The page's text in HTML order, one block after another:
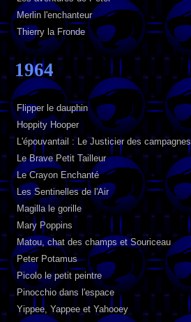
Merlin l'enchanteur
Thierry la Fronde
1964
Flipper le dauphin
Hoppity Hooper
L'épouvantail : Le Justicier des campagnes
Le Brave Petit Tailleur
Le Crayon Enchanté
Les Sentinelles de l'Air
Magilla le gorille
Mary Poppins
Matou, chat des champs et Souriceau
Peter Potamus
Picolo le petit peintre
Pinocchio dans l'espace
Yippee, Yappee et Yahooey